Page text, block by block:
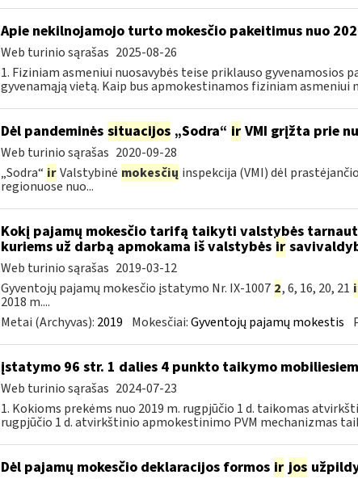
Apie nekilnojamojo turto mokesčio pakeitimus nuo
Web turinio sąrašas 2025-08-26
1. Fiziniam asmeniui nuosavybės teise priklauso gyvenamosios
gyvenamąją vietą. Kaip bus apmokestinamos fiziniam asmeniui
Dėl pandeminės situacijos „Sodra“ irVMI grįžta prie
Web turinio sąrašas 2020-09-28
„Sodra“ ir Valstybinė mokesčių inspekcija (VMI) dėl
regionuose nuo...
Kokį pajamų mokesčio tarifą taikyti valstybės
kuriems už darbą apmokama iš valstybės ir
Web turinio sąrašas 2019-03-12
Gyventojų pajamų mokesčio įstatymo Nr. IX-1007 2, 6, 16, 20, 21
2018 m....
Metai (Archyvas): 2019 Mokesčiai:Gyventojų pajamų mokestis
įstatymo 96 str. 1 dalies 4 punkto taikymo
Web turinio sąrašas 2024-07-23
1. Kokioms prekėms nuo 2019 m. rugpjūčio 1 d. taikomas
rugpjūčio 1 d. atvirkštinio apmokestinimo PVM mechanizmas
Dėl pajamų mokesčio deklaracijos formos ir jos